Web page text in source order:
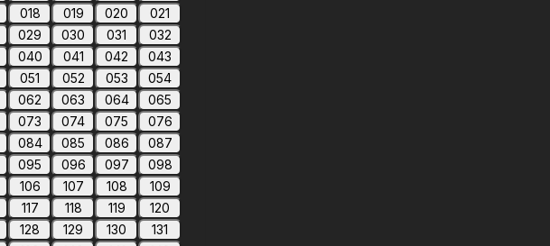
018 019 020
021
029 030 031
032
040 041 042
043
051 052 053
054
062 063 064
065
073 074 075
076
084 085 086
087
095 096 097
098
106 107 108
109
117 118 119
120
128 129 130
131